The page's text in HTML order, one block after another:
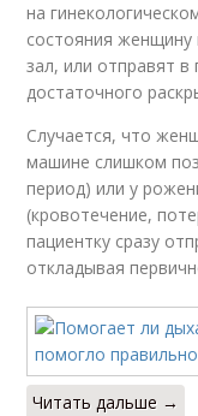
на
состояния женщину
зал, или отправят
достаточного
Случается, что
машине слишком
период) или у
(кровотечение,
пациентку сразу
откладывая
Читать дальше →